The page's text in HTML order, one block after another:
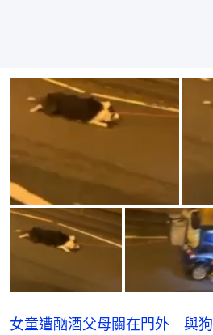
女童遭酗酒父母關在門外 與